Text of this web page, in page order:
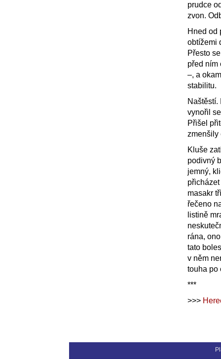
prudce
zvon.
Hned od
obtížemi
Přesto
před ním
–, a
stabilitu.
Naštěstí.
vynořil
Přišel
zmenšily
Kluše
podivný
jemný,
masakr
řečeno
listině
rána,
tato
v něm
touha po
***
>>>